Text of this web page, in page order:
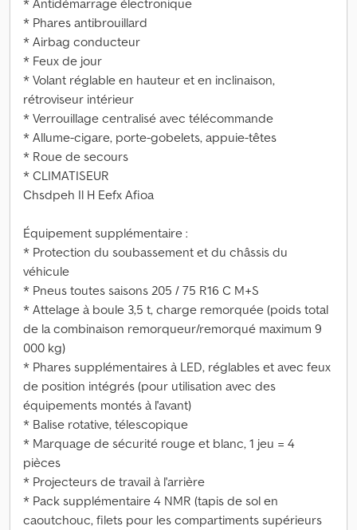
* Antidémarrage électronique
* Phares antibrouillard
* Airbag conducteur
* Feux de jour
* Volant réglable en hauteur et en inclinaison,
rétroviseur intérieur
* Verrouillage centralisé avec télécommande
* Allume-cigare, porte-gobelets, appuie-têtes
* Roue de secours
* CLIMATISEUR
Chsdpeh Il H Eefx Afioa
Équipement supplémentaire :
* Protection du soubassement et du châssis du
véhicule
* Pneus toutes saisons 205 / 75 R16 C M+S
* Attelage à boule 3,5 t, charge remorquée (poids total
de la combinaison remorqueur/remorqué maximum 9
000 kg)
* Phares supplémentaires à LED, réglables et avec feux
de position intégrés (pour utilisation avec des
équipements montés à l'avant)
* Balise rotative, télescopique
* Marquage de sécurité rouge et blanc, 1 jeu = 4
pièces
* Projecteurs de travail à l'arrière
* Pack supplémentaire 4 NMR (tapis de sol en
caoutchouc, filets pour les compartiments supérieurs